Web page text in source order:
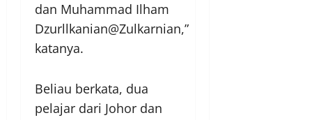
dan Muhammad Ilham
Dzurllkanian@Zulkarnian,”
katanya.
Beliau berkata, dua
pelajar dari Johor dan